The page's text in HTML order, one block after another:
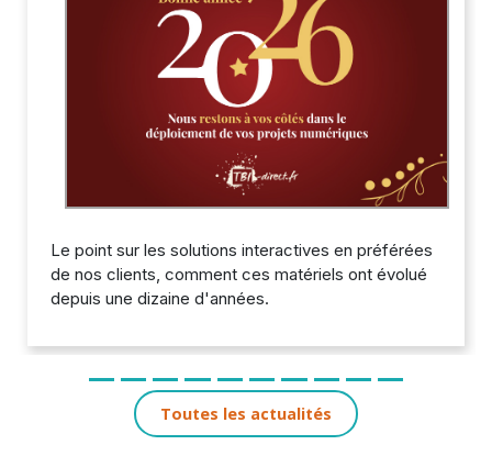
Le point sur les solutions interactives en préférées
de nos clients, comment ces matériels ont évolué
depuis une dizaine d'années.
Toutes les actualités